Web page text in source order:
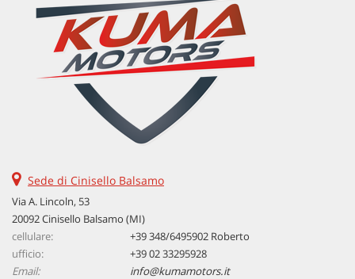
Sede di Cinisello Balsamo
Via A. Lincoln, 53
20092 Cinisello Balsamo (MI)
cellulare:
+39 348/6495902 Roberto
ufficio:
+39 02 33295928
Email:
info@kumamotors.it